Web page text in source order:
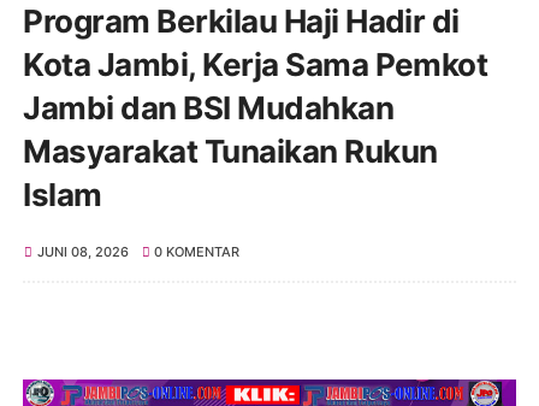
Program Berkilau Haji Hadir di
Kota Jambi, Kerja Sama Pemkot
Jambi dan BSI Mudahkan
Masyarakat Tunaikan Rukun
Islam
JUNI 08, 2026 0 KOMENTAR